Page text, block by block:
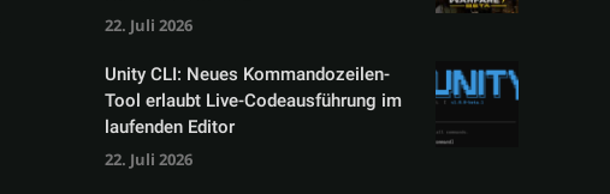
22. Juli 2026
Unity CLI: Neues Kommandozeilen-
Tool erlaubt Live-Codeausführung im
laufenden Editor
22. Juli 2026